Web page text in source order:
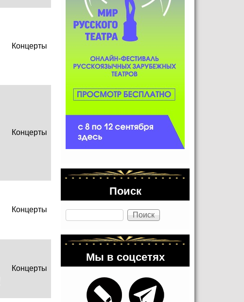
Концерты
Концерты
Концерты
Концерты
Поиск
Поиск
Мы в соцсетях